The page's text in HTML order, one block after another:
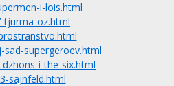
i-lois.html
tjurma-oz.html
sad-supergeroev.html
i-the-six.html
sajnfeld.html